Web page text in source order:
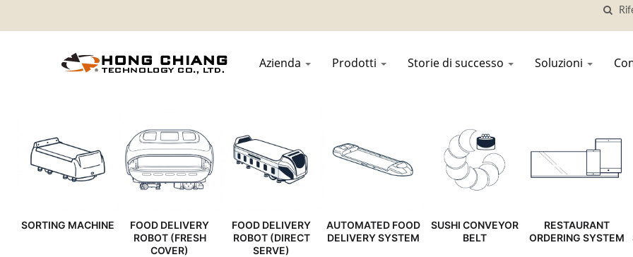
Azienda Prodotti Storie di successo Soluzioni
SORTING MACHINE
FOOD DELIVERY
ROBOT (FRESH
COVER)
FOOD DELIVERY
ROBOT (DIRECT
SERVE)
AUTOMATED FOOD
DELIVERY SYSTEM
SUSHI CONVEYOR
BELT
RESTAURANT
ORDERING SYSTEM